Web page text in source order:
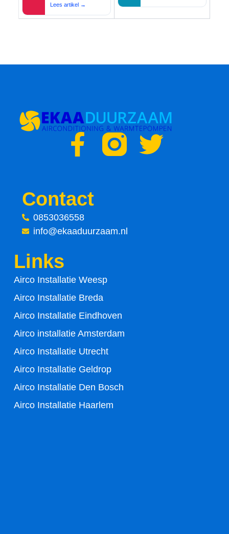
Lees artikel →
F
c
e
b
o
k
-
f
T
Contact
0853036558
info@ekaaduurzaam.nl
Links
Airco Installatie Weesp
Airco Installatie Breda
Airco Installatie Eindhoven
Airco installatie Amsterdam
Airco Installatie Utrecht
Airco Installatie Geldrop
Airco Installatie Den Bosch
Airco Installatie Haarlem